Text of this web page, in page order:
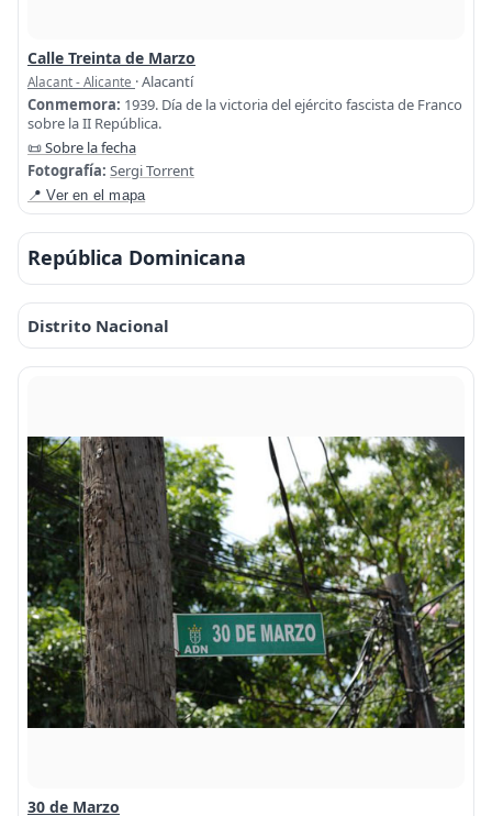
Calle Treinta de Marzo
Alacant - Alicante · Alacantí
Conmemora: 1939. Día de la victoria del ejército fascista de Franco
sobre la II República.
📜 Sobre la fecha
Fotografía: Sergi Torrent
📍 Ver en el mapa
República Dominicana
Distrito Nacional
30 de Marzo